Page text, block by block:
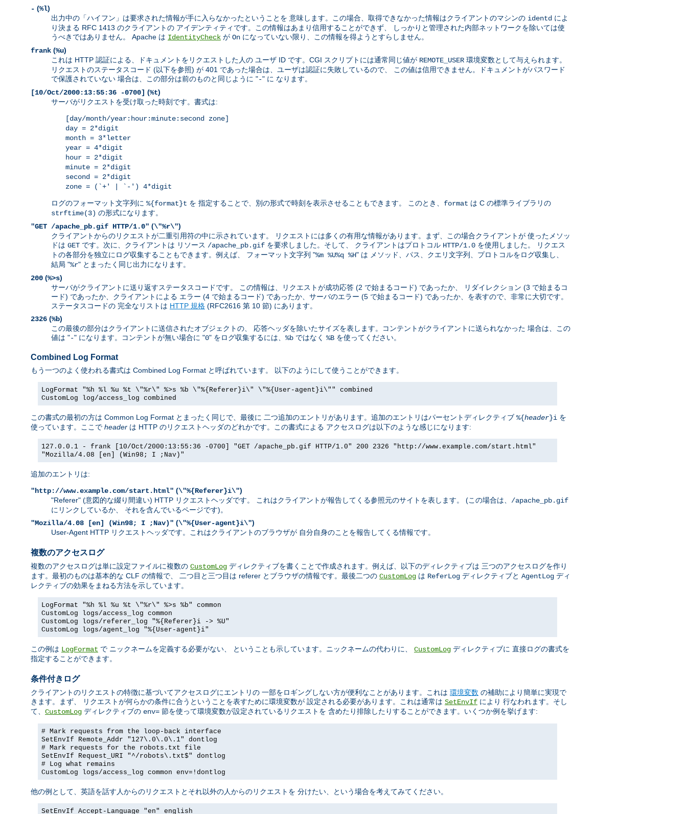
- (%l)
出力中の「ハイフン」は要求された情報が手に入らなかったということを 意味します。この場合、取得できなかった情報はクライアントのマシンの identd によ
り決まる RFC 1413 のクライアントの アイデンティティです。この情報はあまり信用することができず、 しっかりと管理された内部ネットワークを除いては使
うべきではありません。 Apache は IdentityCheck が On になっていない限り、この情報を得ようとすらしません。
frank (%u)
これは HTTP 認証による、ドキュメントをリクエストした人の ユーザ ID です。CGI スクリプトには通常同じ値が REMOTE_USER 環境変数として与えられます。
リクエストのステータスコード (以下を参照) が 401 であった場合は、ユーザは認証に失敗しているので、 この値は信用できません。ドキュメントがパスワード
で保護されていない 場合は、この部分は前のものと同じように "-" に なります。
[10/Oct/2000:13:55:36 -0700] (%t)
サーバがリクエストを受け取った時刻です。書式は:
[day/month/year:hour:minute:second zone]
day = 2*digit
month = 3*letter
year = 4*digit
hour = 2*digit
minute = 2*digit
second = 2*digit
zone = (`+' | `-') 4*digit
ログのフォーマット文字列に %{format}t を 指定することで、別の形式で時刻を表示させることもできます。 このとき、 format は C の標準ライブラリの
strftime(3) の形式になります。
"GET /apache_pb.gif HTTP/1.0" (\"%r\")
クライアントからのリクエストが二重引用符の中に示されています。 リクエストには多くの有用な情報があります。まず、この場合クライアントが 使ったメソッ
ドは GET です。次に、クライアントは リソース /apache_pb.gif を要求しました。そして、 クライアントはプロトコル HTTP/1.0 を使用しました。 リクエス
トの各部分を独立にログ収集することもできます。例えば、 フォーマット文字列 "%m %U%q %H" は メソッド、パス、クエリ文字列、プロトコルをログ収集し、
結局 "%r" とまったく同じ出力になります。
200 (%>s)
サーバがクライアントに送り返すステータスコードです。 この情報は、リクエストが成功応答 (2 で始まるコード) であったか、 リダイレクション (3 で始まるコ
ード) であったか、クライアントによる エラー (4 で始まるコード) であったか、サーバのエラー (5 で始まるコード) であったか、を表すので、非常に大切です。
ステータスコードの 完全なリストは HTTP 規格 (RFC2616 第 10 節) にあります。
2326 (%b)
この最後の部分はクライアントに送信されたオブジェクトの、 応答ヘッダを除いたサイズを表します。コンテントがクライアントに送られなかった 場合は、この
値は "-" になります。コンテントが無い場合に "0" をログ収集するには、 %b ではなく %B を使ってください。
Combined Log Format
もう一つのよく使われる書式は Combined Log Format と呼ばれています。 以下のようにして使うことができます。
LogFormat "%h %l %u %t \"%r\" %>s %b \"%{Referer}i\" \"%{User-agent}i\"" combined
CustomLog log/access_log combined
この書式の最初の方は Common Log Format とまったく同じで、最後に 二つ追加のエントリがあります。追加のエントリはパーセントディレクティブ %{header}i を
使っています。ここで header は HTTP のリクエストヘッダのどれかです。この書式による アクセスログは以下のような感じになります:
127.0.0.1 - frank [10/Oct/2000:13:55:36 -0700] "GET /apache_pb.gif HTTP/1.0" 200 2326 "http://www.example.com/start.html"
"Mozilla/4.08 [en] (Win98; I ;Nav)"
追加のエントリは:
"http://www.example.com/start.html" (\"%{Referer}i\")
"Referer" (意図的な綴り間違い) HTTP リクエストヘッダです。 これはクライアントが報告してくる参照元のサイトを表します。 (この場合は、 /apache_pb.gif
にリンクしているか、 それを含んでいるページです)。
"Mozilla/4.08 [en] (Win98; I ;Nav)" (\"%{User-agent}i\")
User-Agent HTTP リクエストヘッダです。これはクライアントのブラウザが 自分自身のことを報告してくる情報です。
複数のアクセスログ
複数のアクセスログは単に設定ファイルに複数の CustomLog ディレクティブを書くことで作成されます。例えば、以下のディレクティブは 三つのアクセスログを作り
ます。最初のものは基本的な CLF の情報で、 二つ目と三つ目は referer とブラウザの情報です。最後二つの CustomLog は ReferLog ディレクティブと AgentLog ディ
レクティブの効果をまねる方法を示しています。
LogFormat "%h %l %u %t \"%r\" %>s %b" common
CustomLog logs/access_log common
CustomLog logs/referer_log "%{Referer}i -> %U"
CustomLog logs/agent_log "%{User-agent}i"
この例は LogFormat で ニックネームを定義する必要がない、 ということも示しています。ニックネームの代わりに、 CustomLog ディレクティブに 直接ログの書式を
指定することができます。
条件付きログ
クライアントのリクエストの特徴に基づいてアクセスログにエントリの 一部をロギングしない方が便利なことがあります。これは 環境変数 の補助により簡単に実現で
きます。まず、 リクエストが何らかの条件に合うということを表すために環境変数が 設定される必要があります。これは通常は SetEnvIf により 行なわれます。そし
て、 CustomLog ディレクティブの env= 節を使って環境変数が設定されているリクエストを 含めたり排除したりすることができます。いくつか例を挙げます:
# Mark requests from the loop-back interface
SetEnvIf Remote_Addr "127\.0\.0\.1" dontlog
# Mark requests for the robots.txt file
SetEnvIf Request_URI "^/robots\.txt$" dontlog
# Log what remains
CustomLog logs/access_log common env=!dontlog
他の例として、英語を話す人からのリクエストとそれ以外の人からのリクエストを 分けたい、という場合を考えてみてください。
SetEnvIf Accept-Language "en" english